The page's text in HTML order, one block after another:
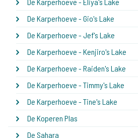
De Karperhoeve - Eliya's Lake
De Karperhoeve - Gio's Lake
De Karperhoeve - Jef's Lake
De Karperhoeve - Kenjiro's Lake
De Karperhoeve - Raiden's Lake
De Karperhoeve - Timmy's Lake
De Karperhoeve - Tine's Lake
De Koperen Plas
De Sahara